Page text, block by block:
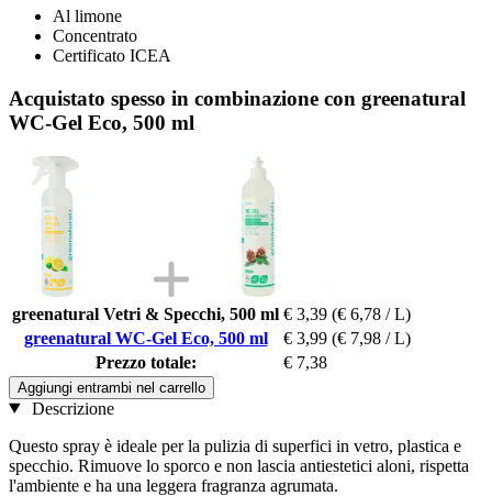
Al limone
Concentrato
Certificato ICEA
Acquistato spesso in combinazione con greenatural
WC-Gel Eco, 500 ml
greenatural Vetri & Specchi, 500 ml € 3,39 (€ 6,78 / L)
greenatural WC-Gel Eco, 500 ml
€ 3,99 (€ 7,98 / L)
Prezzo totale:
€ 7,38
Aggiungi entrambi nel carrello
Descrizione
Questo spray è ideale per la pulizia di superfici in vetro, plastica e
specchio. Rimuove lo sporco e non lascia antiestetici aloni, rispetta
l'ambiente e ha una leggera fragranza agrumata.